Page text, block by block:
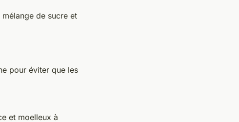
de sucre et
pour éviter que les
et moelleux à